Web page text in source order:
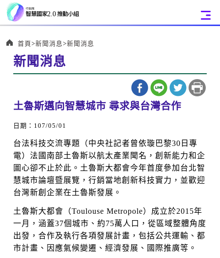
首頁 新聞消息 新聞消息
新聞消息
:::
土魯斯邁向智慧城市 尋求與台灣合作
日期：107/05/01
台法科技交流專題（中央社記者曾依璇巴黎30日專
電）法國南部土魯斯以航太產業聞名，創新能力和企
圖心卻不止於此。土魯斯大都會今年首度參加台北智
慧城市論壇暨展覽，行銷當地創新科技實力，並歡迎
台灣新創企業在土魯斯發展。
土魯斯大都會（Toulouse Metropole）成立於2015年
一月，涵蓋37個城市、約75萬人口，從區域整體角度
出發，合作及執行各項發展計畫，包括公共運輸、都
市計畫、因應氣候變遷、經濟發展、國際推廣等。